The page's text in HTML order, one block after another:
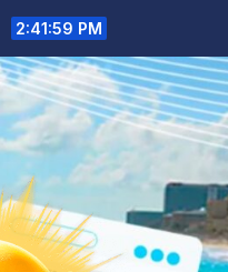
2:42:01 PM